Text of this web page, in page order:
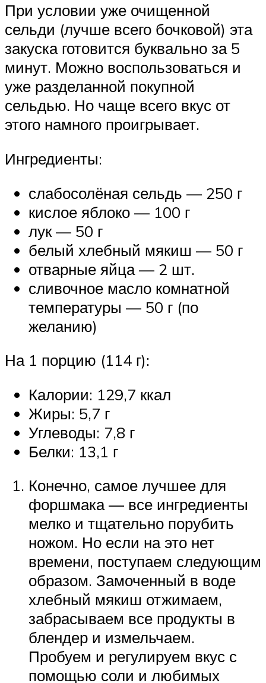
При условии уже очищенной
сельди (лучше всего бочковой) эта
закуска готовится буквально за 5
минут. Можно воспользоваться и
уже разделанной покупной
сельдью. Но чаще всего вкус от
этого намного проигрывает.
Ингредиенты:
слабосолёная сельдь — 250 г
кислое яблоко — 100 г
лук — 50 г
белый хлебный мякиш — 50 г
отварные яйца — 2 шт.
сливочное масло комнатной
температуры — 50 г (по
желанию)
На 1 порцию (114 г):
Калории: 129,7 ккал
Жиры: 5,7 г
Углеводы: 7,8 г
Белки: 13,1 г
Конечно, самое лучшее для
форшмака — все ингредиенты
мелко и тщательно порубить
ножом. Но если на это нет
времени, поступаем следующим
образом. Замоченный в воде
хлебный мякиш отжимаем,
забрасываем все продукты в
блендер и измельчаем.
Пробуем и регулируем вкус с
помощью соли и любимых